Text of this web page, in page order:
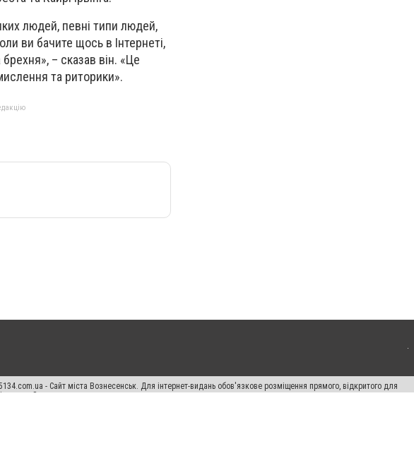
людей, певні типи людей,
ви бачите щось в Інтернеті,
– сказав він. «Це
та риторики».
- Сайт міста Вознесенськ. Для інтернет-видань обов'язкове розміщення прямого, відкритого для
Законом.